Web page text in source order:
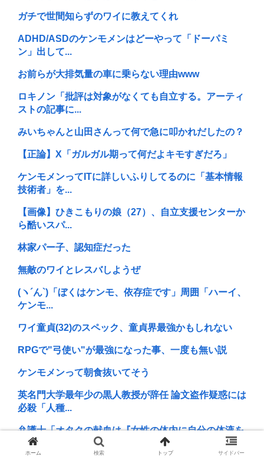
ガチで世間知らずのワイに教えてくれ
ADHD/ASDのケンモメンはどーやって「ドーパミ
ン」出して...
お前らが大排気量の車に乗らない理由www
ロキノン「批評は対象がなくても自立する。アーティ
ストの記事に...
みいちゃんと山田さんって何で急に叩かれだしたの？
【正論】X「ガルガル期って何だよキモすぎだろ」
ケンモメンってITに詳しいふりしてるのに「基本情報
技術者」を...
【画像】ひきこもりの娘（27）、自立支援センターか
ら酷いスパ...
林家パー子、認知症だった
無敵のワイとレスバしようぜ
(ヽ´ん`)「ぼくはケンモ、依存症です」周囲「ハーイ、
ケンモ...
ワイ童貞(32)のスペック、童貞界最強かもしれない
RPGで"弓使い"が最強になった事、一度も無い説
ケンモメンって朝食抜いてそう
英名門大学最年少の黒人教授が辞任 論文盗作疑惑には
必殺「人種...
弁護士「オタクの献血は『女性の体内に自分の体液を
入れる』のが...
ホーム 検索 トップ サイドバー